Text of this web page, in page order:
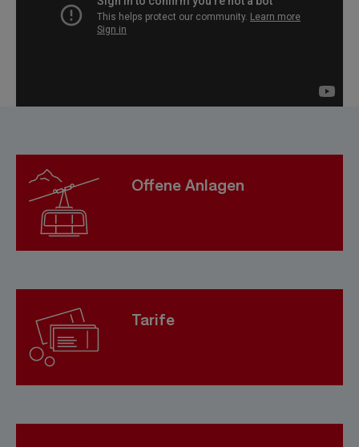
Offene Anlagen
Tarife